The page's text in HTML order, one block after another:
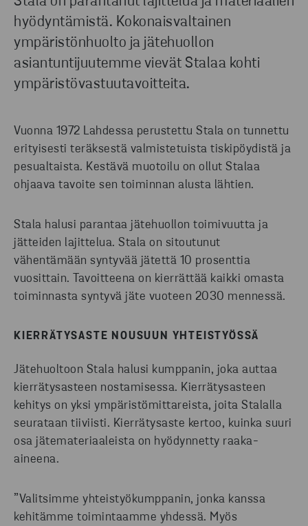
hyödyntämistä. Kokonaisvaltainen
ympäristönhuolto ja jätehuollon
asiantuntijuutemme vievät Stalaa kohti
ympäristövastuutavoitteita.
Vuonna 1972 Lahdessa perustettu Stala on tunnettu
erityisesti teräksestä valmistetuista tiskipöydistä ja
pesualtaista. Kestävä muotoilu on ollut Stalaa
ohjaava tavoite sen toiminnan alusta lähtien.
Stala halusi parantaa jätehuollon toimivuutta ja
jätteiden lajittelua. Stala on sitoutunut
vähentämään syntyvää jätettä 10 prosenttia
vuosittain. Tavoitteena on kierrättää kaikki omasta
toiminnasta syntyvä jäte vuoteen 2030 mennessä.
KIERRÄTYSASTE NOUSUUN YHTEISTYÖSSÄ
Jätehuoltoon Stala halusi kumppanin, joka auttaa
kierrätysasteen nostamisessa. Kierrätysasteen
kehitys on yksi ympäristömittareista, joita Stalalla
seurataan tiiviisti. Kierrätysaste kertoo, kuinka suuri
osa jätemateriaaleista on hyödynnetty raaka-
aineena.
”Valitsimme yhteistyökumppanin, jonka kanssa
kehitämme toimintaamme yhdessä. Myös
LUE LISÄÄ